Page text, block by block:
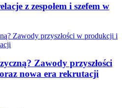
z zespołem i szefem w
Zawody przyszłości
nowa era rekrutacji